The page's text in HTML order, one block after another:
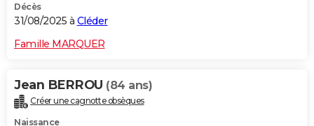
Décès
31/08/2025 à Cléder
Famille MARQUER
Jean BERROU (84 ans)
Créer une cagnotte obsèques
Naissance